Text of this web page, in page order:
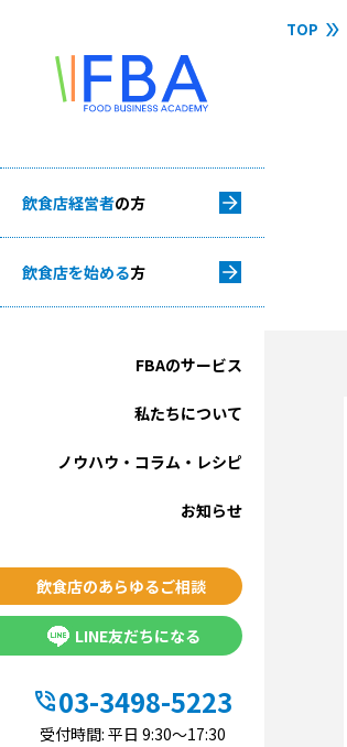
飲食店経営者の方
飲食店を始める方
FBAのサービス
私たちについて
ノウハウ・コラム・レシピ
お知らせ
飲食店のあらゆるご相談
LINE友だちになる
phone_in_talk03-3498-5223
受付時間: 平日 9:30〜17:30
TOP